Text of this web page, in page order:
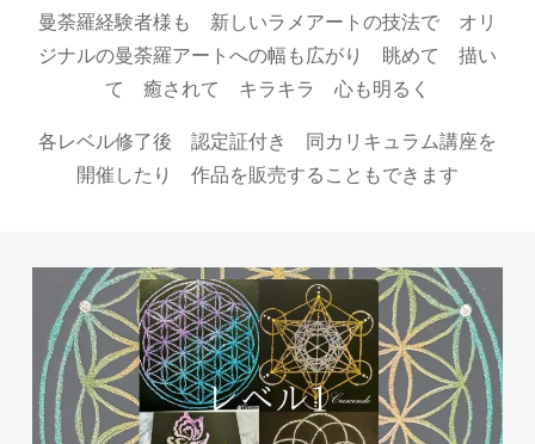
曼荼羅経験者様も 新しいラメアートの技法で オリ
ジナルの曼荼羅アートへの幅も広がり 眺めて 描い
て 癒されて キラキラ 心も明るく
各レベル修了後 認定証付き 同カリキュラム講座を
開催したり 作品を販売することもできます